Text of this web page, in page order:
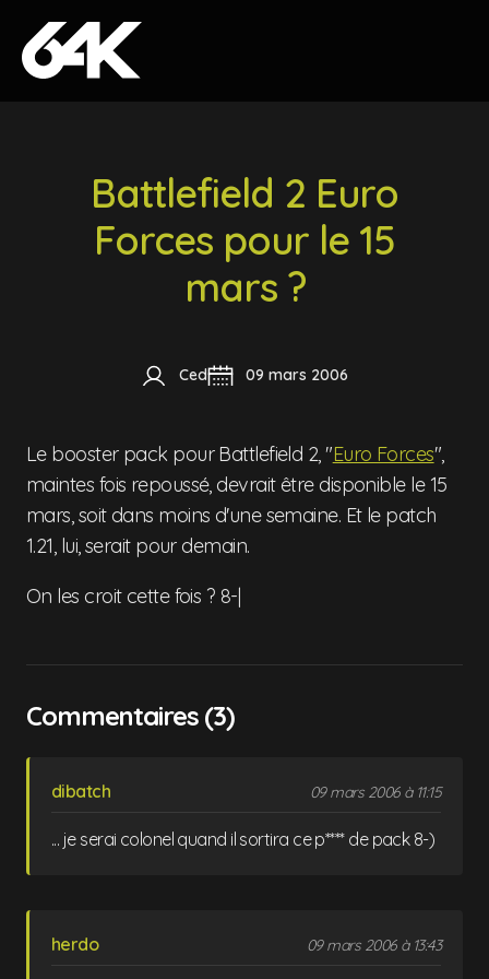
Skip to content
Battlefield 2 Euro
Forces pour le 15
mars ?
Ced 09 mars 2006
Le booster pack pour Battlefield 2, "Euro Forces",
maintes fois repoussé, devrait être disponible le 15
mars, soit dans moins d'une semaine. Et le patch
1.21, lui, serait pour demain.
On les croit cette fois ? 8-|
Commentaires (3)
dibatch 09 mars 2006 à 11:15
... je serai colonel quand il sortira ce p**** de pack 8-)
herdo 09 mars 2006 à 13:43